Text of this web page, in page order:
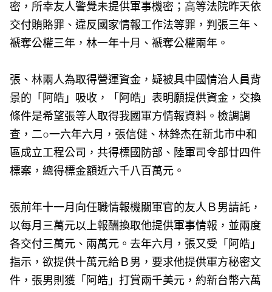
密，所幸友人警覺未提供軍事機密；高等法院昨天依
交付賄賂罪、違反國家情報工作法等罪，判張三年、
褫奪公權三年，林一年十月、褫奪公權兩年。
張、林兩人為取得營運資金，疑被具中國情治人員背
景的「阿皓」吸收，「阿皓」表明願提供資金，交換
條件是希望張等人取得我國軍方情報資料。檢調調
查，二○一六年六月，張信健、林鋒杰在新北市中和
區成立工程公司，共得標國防部、陸軍司令部廿四件
標案，總得標金額近六千八百萬元。
張前年十一月向任職情報機關軍官的友人Ｂ男請託，
以每月三萬元以上報酬換取他提供軍事情報，並兩度
各交付三萬元、兩萬元。去年六月，張又受「阿皓」
指示，欲提供十萬元給Ｂ男，要求他提供軍方秘密文
件，張男則獲「阿皓」打賞兩千美元，約新台幣六萬